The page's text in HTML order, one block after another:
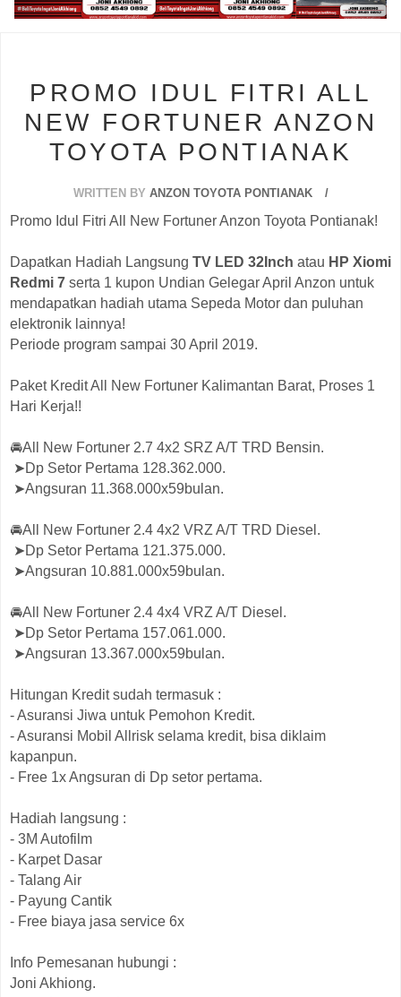
s
PROMO IDUL FITRI ALL
NEW FORTUNER ANZON
TOYOTA PONTIANAK
WRITTEN BY ANZON TOYOTA PONTIANAK
Promo Idul Fitri All New Fortuner Anzon Toyota Pontianak!
Dapatkan Hadiah Langsung TV LED 32Inch atau HP Xiomi
Redmi 7 serta 1 kupon Undian Gelegar April Anzon untuk
mendapatkan hadiah utama Sepeda Motor dan puluhan
elektronik lainnya!
Periode program sampai 30 April 2019.
Paket Kredit All New Fortuner Kalimantan Barat, Proses 1
Hari Kerja!!
🚘All New Fortuner 2.7 4x2 SRZ A/T TRD Bensin.
➤Dp Setor Pertama 128.362.000.
➤Angsuran 11.368.000x59bulan.
🚘All New Fortuner 2.4 4x2 VRZ A/T TRD Diesel.
➤Dp Setor Pertama 121.375.000.
➤Angsuran 10.881.000x59bulan.
🚘All New Fortuner 2.4 4x4 VRZ A/T Diesel.
➤Dp Setor Pertama 157.061.000.
➤Angsuran 13.367.000x59bulan.
Hitungan Kredit sudah termasuk :
- Asuransi Jiwa untuk Pemohon Kredit.
- Asuransi Mobil Allrisk selama kredit, bisa diklaim
kapanpun.
- Free 1x Angsuran di Dp setor pertama.
Hadiah langsung :
- 3M Autofilm
- Karpet Dasar
- Talang Air
- Payung Cantik
- Free biaya jasa service 6x
Info Pemesanan hubungi :
Joni Akhiong.